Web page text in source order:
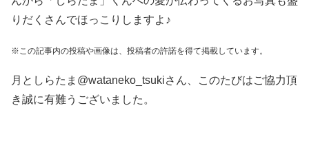
りだくさんでほっこりしますよ♪
※この記事内の投稿や画像は、投稿者の許諾を得て掲載しています。
月としらたま@wataneko_tsukiさん、このたびはご協力頂
き誠に有難うございました。